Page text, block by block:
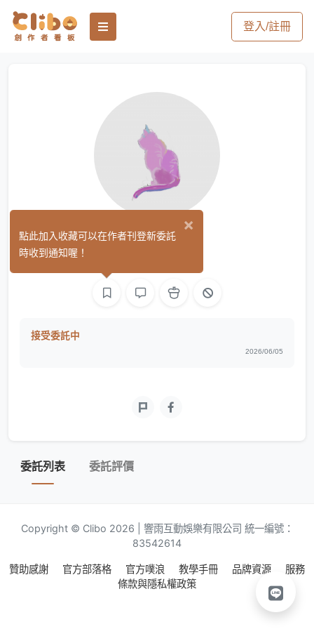
登入/註冊
Ira尹尹
接受委託中
2026/06/05
委託列表 委託評價
Copyright © Clibo 2026 | 響雨互動娛樂有限公司 統一編號：
83542614
贊助感謝 官方部落格 官方噗浪 教學手冊 品牌資源
服務
條款與隱私權政策
×
點此加入收藏可以在作者刊登新委託
時收到通知喔！